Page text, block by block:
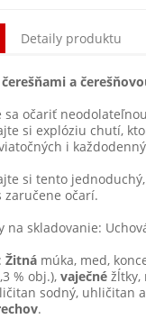
Detaily produktu
a
sa očariť
si explóziu chutí,
i
si tento
zaručene očarí.
na skladovanie:
Žitná múka, med,
% obj.), vaječné žĺtky,
sodný, uhličitan
.